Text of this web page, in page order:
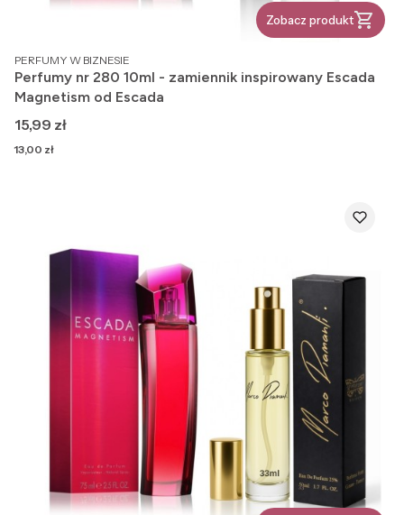
Zobacz produkt
PRODUCENT
PERFUMY W BIZNESIE
Perfumy nr 280 10ml - zamiennik inspirowany Escada
Magnetism od Escada
Cena
15,99 zł
Cena
13,00 zł